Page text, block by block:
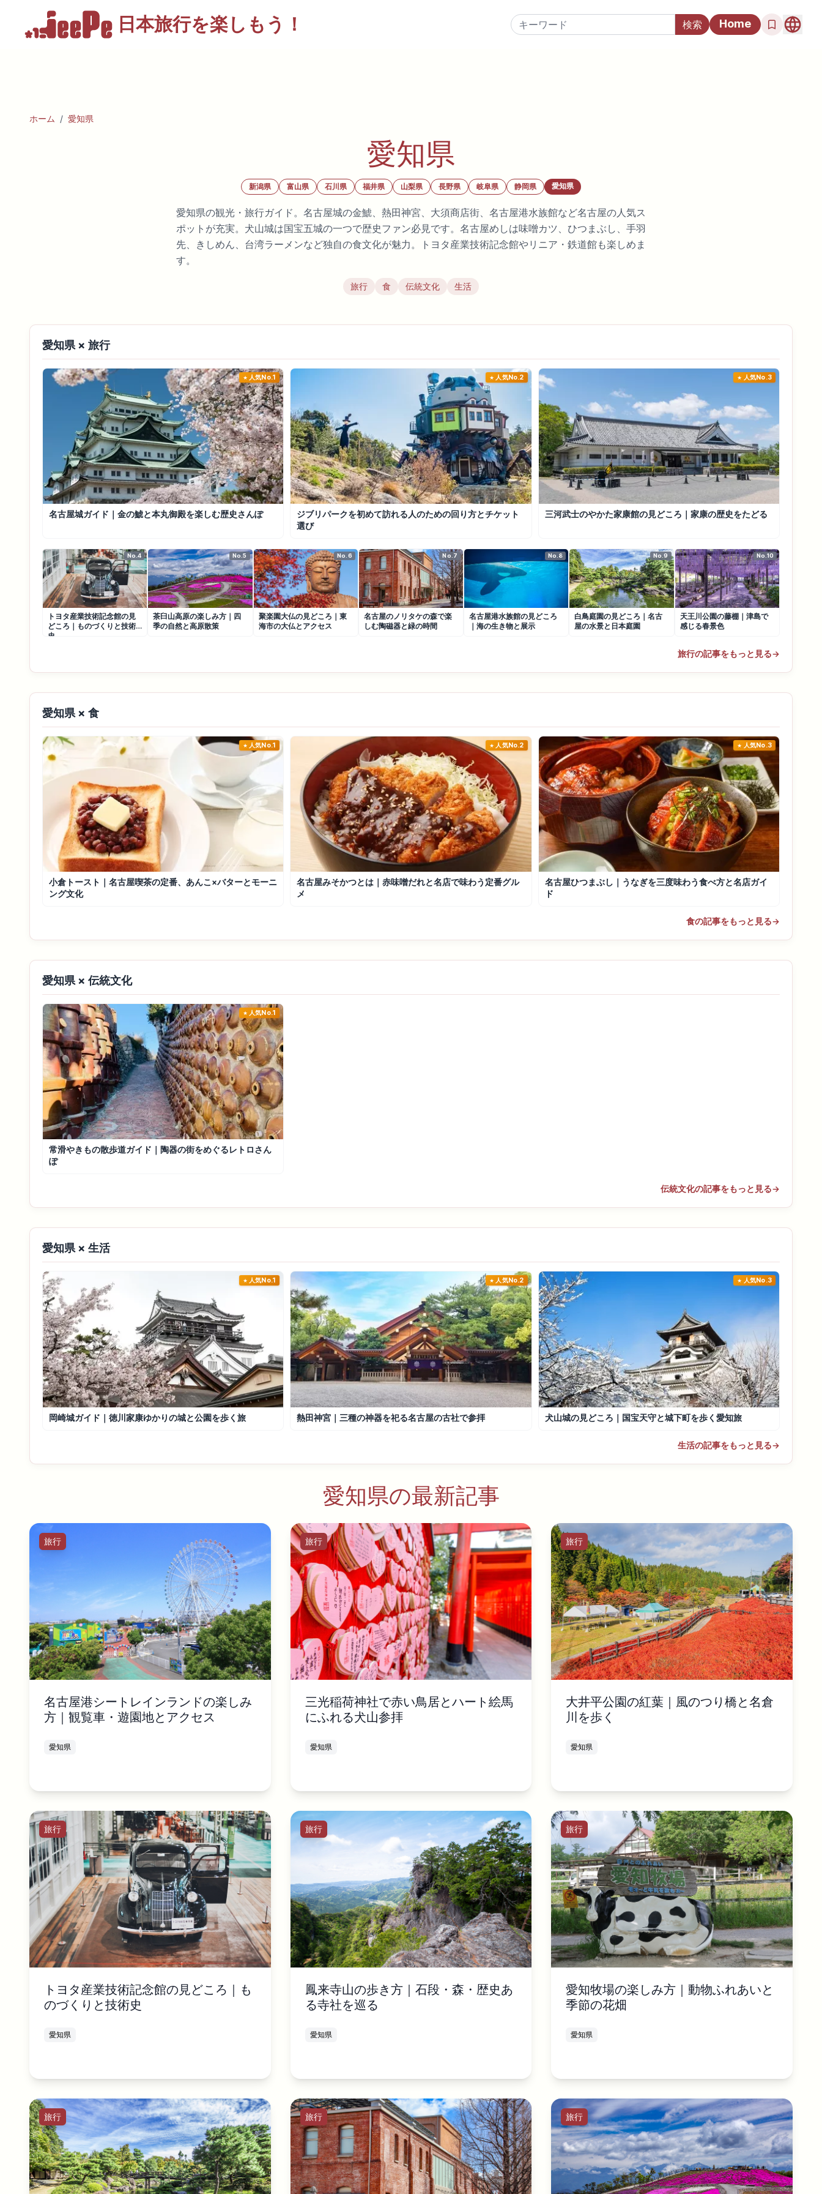
日本旅行を楽しもう！ Home
ホーム / 愛知県
愛知県
新潟県 富山県 石川県 福井県 山梨県 長野県 岐阜県 静岡県 愛知県
愛知県の観光・旅行ガイド。名古屋城の金鯱、熱田神宮、大須商店街、名古屋港水族館など名古屋の人気ス
ポットが充実。犬山城は国宝五城の一つで歴史ファン必見です。名古屋めしは味噌カツ、ひつまぶし、手羽
先、きしめん、台湾ラーメンなど独自の食文化が魅力。トヨタ産業技術記念館やリニア・鉄道館も楽しめま
す。
旅行 食 伝統文化 生活
愛知県 × 旅行
人気No.1
名古屋城ガイド｜金の鯱と本丸御殿を楽しむ歴史さんぽ
人気No.2
ジブリパークを初めて訪れる人のための回り方とチケット
選び
人気No.3
三河武士のやかた家康館の見どころ｜家康の歴史をたどる
No.4
トヨタ産業技術記念館の見
どころ｜ものづくりと技術
史
No.5
茶臼山高原の楽しみ方｜四
季の自然と高原散策
No.6
聚楽園大仏の見どころ｜東
海市の大仏とアクセス
No.7
名古屋のノリタケの森で楽
しむ陶磁器と緑の時間
No.8
名古屋港水族館の見どころ
｜海の生き物と展示
No.9
白鳥庭園の見どころ｜名古
屋の水景と日本庭園
No.10
天王川公園の藤棚｜津島で
感じる春景色
旅行の記事をもっと見る→
愛知県 × 食
人気No.1
小倉トースト｜名古屋喫茶の定番、あんこ×バターとモーニ
ング文化
人気No.2
名古屋みそかつとは｜赤味噌だれと名店で味わう定番グル
メ
人気No.3
名古屋ひつまぶし｜うなぎを三度味わう食べ方と名店ガイ
ド
食の記事をもっと見る→
愛知県 × 伝統文化
人気No.1
常滑やきもの散歩道ガイド｜陶器の街をめぐるレトロさん
ぽ
伝統文化の記事をもっと見る→
愛知県 × 生活
人気No.1
岡崎城ガイド｜徳川家康ゆかりの城と公園を歩く旅
人気No.2
熱田神宮｜三種の神器を祀る名古屋の古社で参拝
人気No.3
犬山城の見どころ｜国宝天守と城下町を歩く愛知旅
生活の記事をもっと見る→
愛知県の最新記事
旅行
名古屋港シートレインランドの楽しみ
方｜観覧車・遊園地とアクセス
愛知県
旅行
三光稲荷神社で赤い鳥居とハート絵馬
にふれる犬山参拝
愛知県
旅行
大井平公園の紅葉｜風のつり橋と名倉
川を歩く
愛知県
旅行
トヨタ産業技術記念館の見どころ｜も
のづくりと技術史
愛知県
旅行
鳳来寺山の歩き方｜石段・森・歴史あ
る寺社を巡る
愛知県
旅行
愛知牧場の楽しみ方｜動物ふれあいと
季節の花畑
愛知県
旅行 旅行 旅行